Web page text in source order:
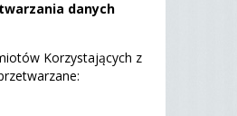
danych
Korzystających z